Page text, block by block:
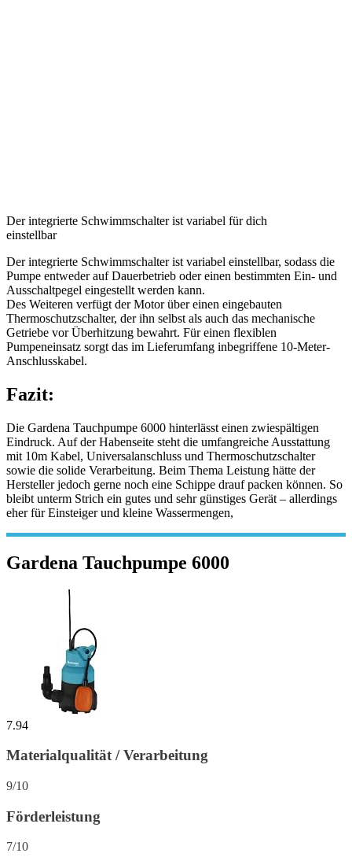
Der integrierte Schwimmschalter ist variabel für dich
einstellbar
Der integrierte Schwimmschalter ist variabel einstellbar, sodass die
Pumpe entweder auf Dauerbetrieb oder einen bestimmten Ein- und
Ausschaltpegel eingestellt werden kann.
Des Weiteren verfügt der Motor über einen eingebauten
Thermoschutzschalter, der ihn selbst als auch das mechanische
Getriebe vor Überhitzung bewahrt. Für einen flexiblen
Pumpeneinsatz sorgt das im Lieferumfang inbegriffene 10-Meter-
Anschlusskabel.
Fazit:
Die Gardena Tauchpumpe 6000 hinterlässt einen zwiespältigen
Eindruck. Auf der Habenseite steht die umfangreiche Ausstattung
mit 10m Kabel, Universalanschluss und Thermoschutzschalter
sowie die solide Verarbeitung. Beim Thema Leistung hätte der
Hersteller jedoch gerne noch eine Schippe drauf packen können. So
bleibt unterm Strich ein gutes und sehr günstiges Gerät – allerdings
eher für Einsteiger und kleine Wassermengen,
Gardena Tauchpumpe 6000
7.94
Materialqualität / Verarbeitung
9/10
Förderleistung
7/10